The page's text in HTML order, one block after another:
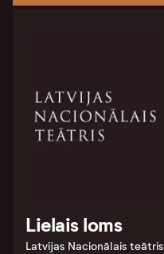
Lielais loms
Latvijas Nacionālais teātris